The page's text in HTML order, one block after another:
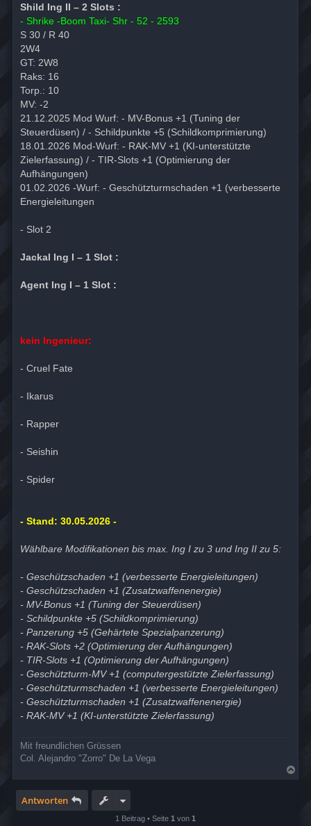
Shild Ing II – 2 Slots :
- Shrike -Boom Taxi- Shr - 52 - 2593
S 30 / R 40
2W4
GT: 2W8
Raks: 16
Torp.: 10
MV: -2
21.12.2025 Mod Wurf: - MV-Bonus +1 (Tuning der
Steuerdüsen) / - Schildpunkte +5 (Schildkomprimierung)
18.01.2026 Mod-Wurf: - RAK-MV +1 (KI-unterstützte
Zielerfassung) / - TIR-Slots +1 (Optimierung der
Aufhängungen)
01.02.2026 -Wurf: - Geschützturmschaden +1 (verbesserte
Energieleitungen
- Slot 2
Jackal Ing I – 1 Slot :
Agent Ing I – 1 Slot :
kein Ingenieur:
- Cruel Fate
- Ikarus
- Rapper
- Seishin
- Spider
- Stand: 30.05.2026 -
Wählbare Modifikationen bis max. Ing I zu 3 und Ing II zu 5:
- Geschützschaden +1 (verbesserte Energieleitungen)
- Geschützschaden +1 (Zusatzwaffenenergie)
- MV-Bonus +1 (Tuning der Steuerdüsen)
- Schildpunkte +5 (Schildkomprimierung)
- Panzerung +5 (Gehärtete Spezialpanzerung)
- RAK-Slots +2 (Optimierung der Aufhängungen)
- TIR-Slots +1 (Optimierung der Aufhängungen)
- Geschützturm-MV +1 (computergestützte Zielerfassung)
- Geschützturmschaden +1 (verbesserte Energieleitungen)
- Geschützturmschaden +1 (Zusatzwaffenenergie)
- RAK-MV +1 (KI-unterstützte Zielerfassung)
Mit freundlichen Grüssen
Col. Alejandro "Zorro" De La Vega
a
Antworten
1 Beitrag • Seite 1 von 1